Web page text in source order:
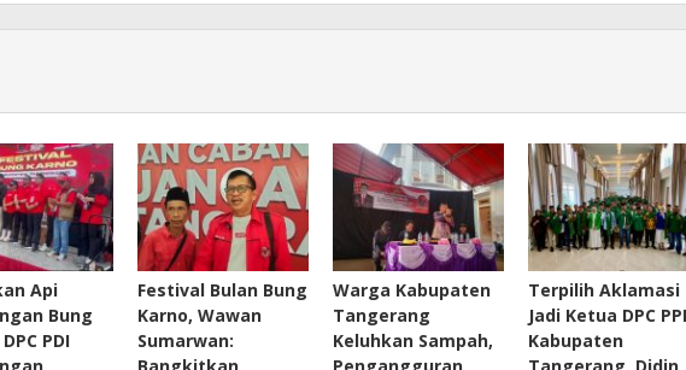
Api
Bung
PDI
Festival Bulan Bung
Karno, Wawan
Sumarwan:
Warga Kabupaten
Tangerang
Keluhkan Sampah,
Terpilih Aklamasi
Jadi Ketua DPC
Kabupaten